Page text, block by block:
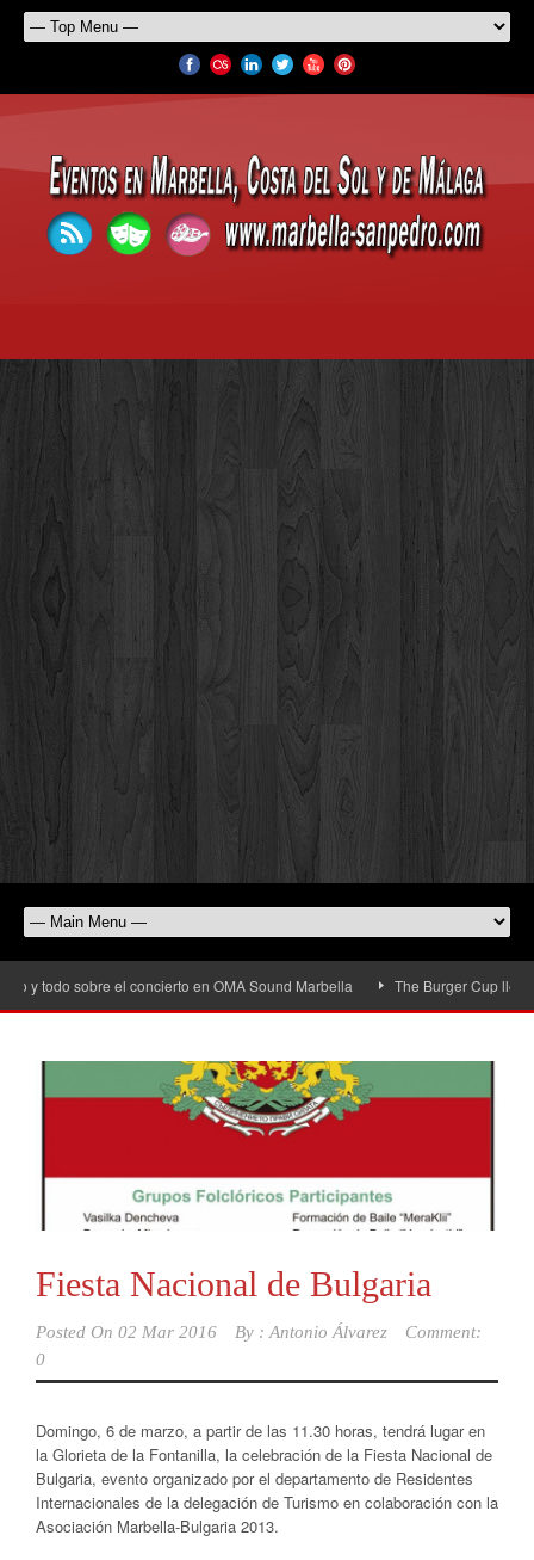
todo sobre el concierto en OMA Sound Marbella The Burger Cup llega a
Fiesta Nacional de Bulgaria
Posted On 02 Mar 2016 By : Antonio Álvarez
Comment:
0
Domingo, 6 de marzo, a partir de las 11.30 horas, tendrá lugar en
la Glorieta de la Fontanilla, la celebración de la Fiesta Nacional de
Bulgaria, evento organizado por el departamento de Residentes
Internacionales de la delegación de Turismo en colaboración con la
Asociación Marbella-Bulgaria 2013.